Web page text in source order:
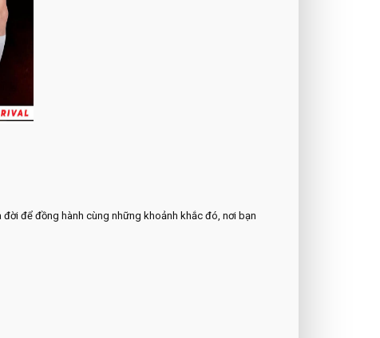
đời để đồng hành cùng những khoảnh khắc đó, nơi bạn